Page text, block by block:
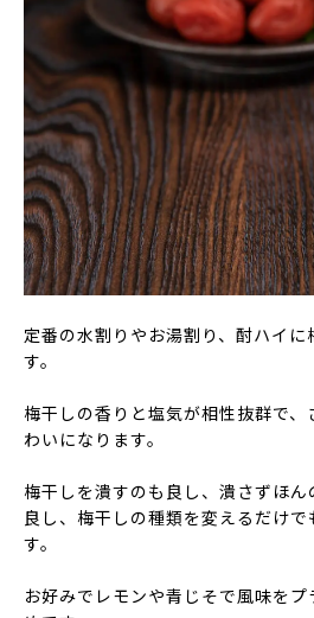
定番の水割りやお湯割り、酎ハイ
す。
梅干しの香りと塩気が相性抜群で
わいになります。
梅干しを潰すのも良し、潰さずほ
良し、梅干しの種類を変えるだけ
す。
お好みでレモンや青じそで風味を